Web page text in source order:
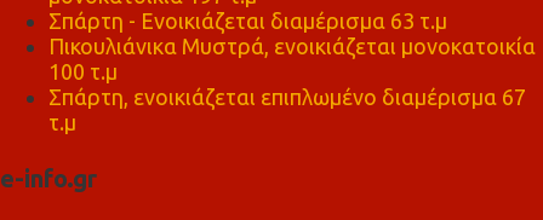
Σπάρτη - Ενοικιάζεται διαμέρισμα 63 τ.μ
Πικουλιάνικα Μυστρά, ενοικιάζεται μονοκατοικία
100 τ.μ
Σπάρτη, ενοικιάζεται επιπλωμένο διαμέρισμα 67
τ.μ
e-info.gr